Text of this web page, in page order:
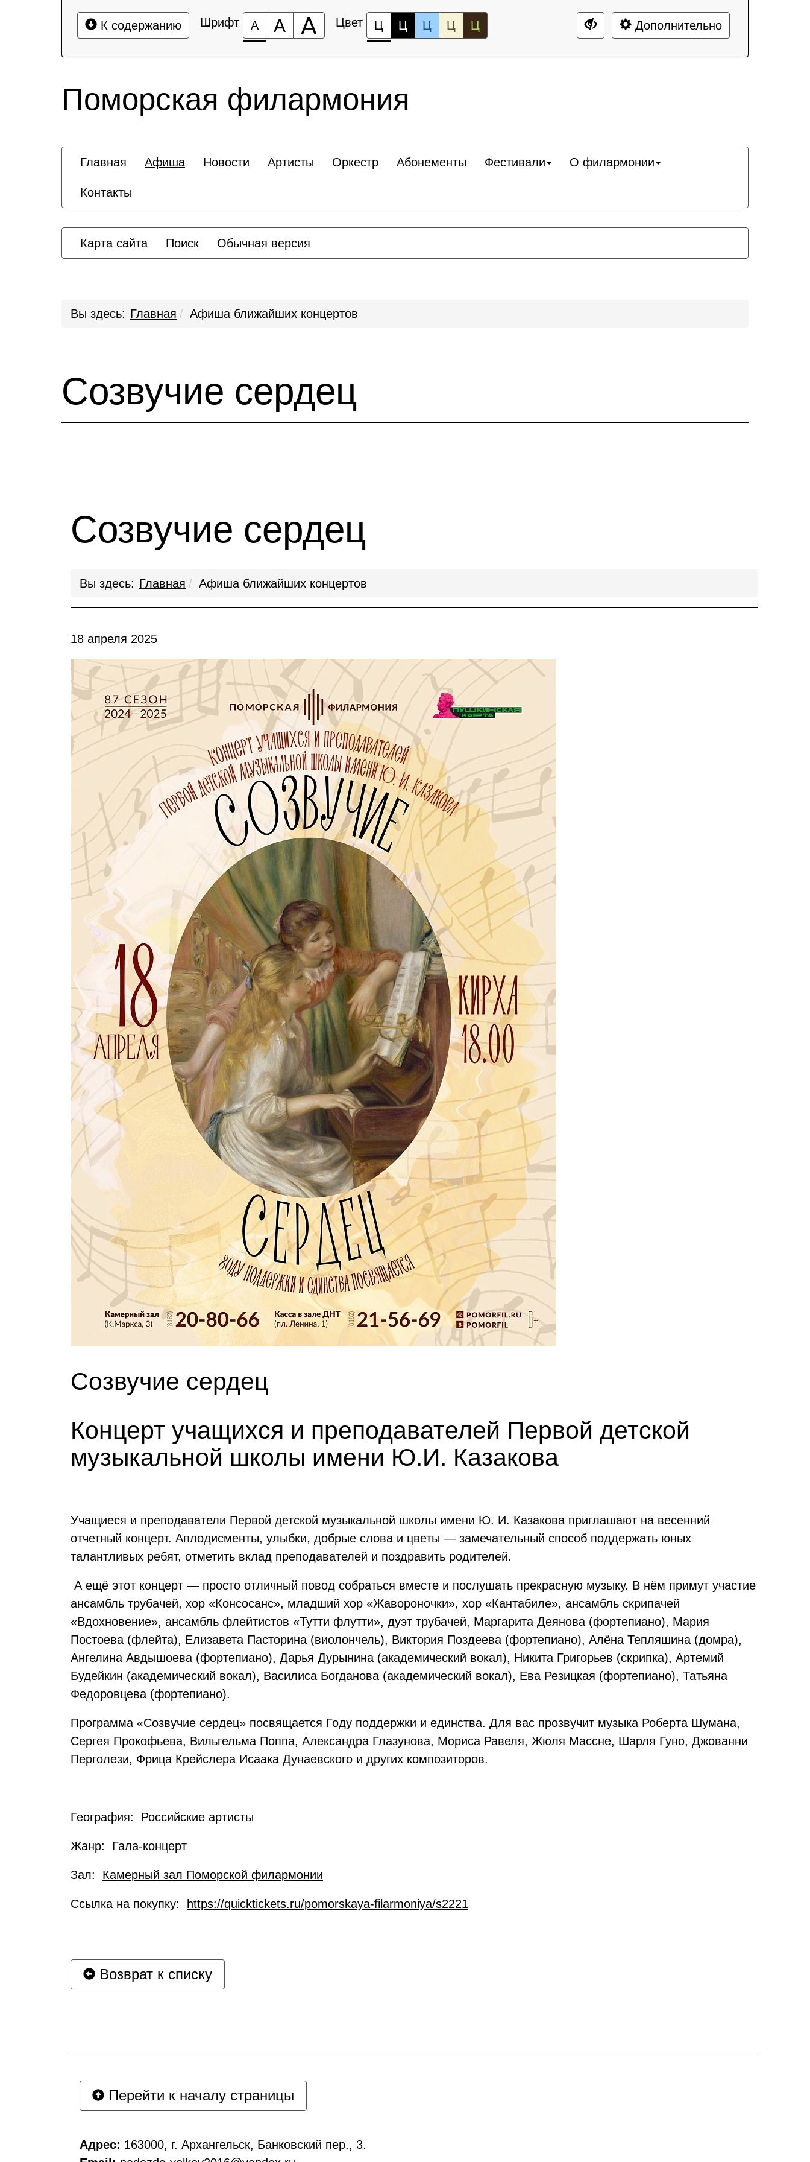
К содержанию Шрифт А А А Цвет Ц Ц Ц Ц Ц Дополнительно
Поморская филармония
Главная Афиша Новости Артисты Оркестр Абонементы Фестивали О филармонии
Контакты
Карта сайта Поиск Обычная версия
Вы здесь: Главная Афиша ближайших концертов
Созвучие сердец
Созвучие сердец
Вы здесь: Главная Афиша ближайших концертов
18 апреля 2025
Созвучие сердец
Концерт учащихся и преподавателей Первой детской
музыкальной школы имени Ю.И. Казакова
Учащиеся и преподаватели Первой детской музыкальной школы имени Ю. И. Казакова приглашают на весенний
отчетный концерт. Аплодисменты, улыбки, добрые слова и цветы — замечательный способ поддержать юных
талантливых ребят, отметить вклад преподавателей и поздравить родителей.
А ещё этот концерт — просто отличный повод собраться вместе и послушать прекрасную музыку. В нём примут участие
ансамбль трубачей, хор «Консосанс», младший хор «Жавороночки», хор «Кантабиле», ансамбль скрипачей
«Вдохновение», ансамбль флейтистов «Тутти флутти», дуэт трубачей, Маргарита Деянова (фортепиано), Мария
Постоева (флейта), Елизавета Пасторина (виолончель), Виктория Поздеева (фортепиано), Алёна Тепляшина (домра),
Ангелина Авдышоева (фортепиано), Дарья Дурынина (академический вокал), Никита Григорьев (скрипка), Артемий
Будейкин (академический вокал), Василиса Богданова (академический вокал), Ева Резицкая (фортепиано), Татьяна
Федоровцева (фортепиано).
Программа «Созвучие сердец» посвящается Году поддержки и единства. Для вас прозвучит музыка Роберта Шумана,
Сергея Прокофьева, Вильгельма Поппа, Александра Глазунова, Мориса Равеля, Жюля Массне, Шарля Гуно, Джованни
Перголези, Фрица Крейслера Исаака Дунаевского и других композиторов.
География: Российские артисты
Жанр: Гала-концерт
Зал: Камерный зал Поморской филармонии
Ссылка на покупку: https://quicktickets.ru/pomorskaya-filarmoniya/s2221
Возврат к списку
Перейти к началу страницы
Адрес: 163000, г. Архангельск, Банковский пер., 3.